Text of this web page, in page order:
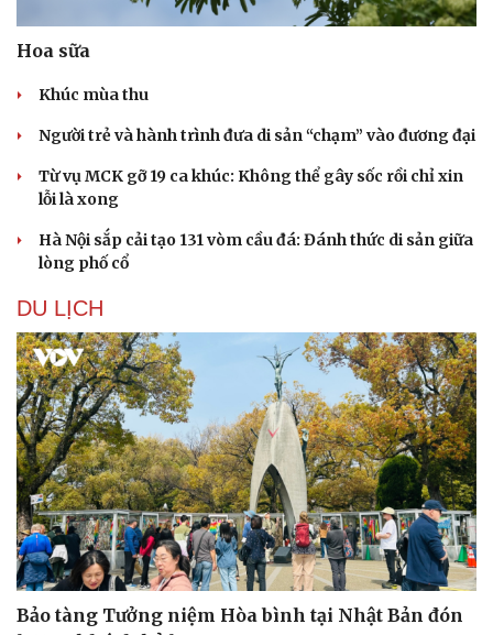
Hoa sữa
Khúc mùa thu
Người trẻ và hành trình đưa di sản “chạm” vào đương đại
Từ vụ MCK gỡ 19 ca khúc: Không thể gây sốc rồi chỉ xin
lỗi là xong
Hà Nội sắp cải tạo 131 vòm cầu đá: Đánh thức di sản giữa
lòng phố cổ
DU LỊCH
Bảo tàng Tưởng niệm Hòa bình tại Nhật Bản đón